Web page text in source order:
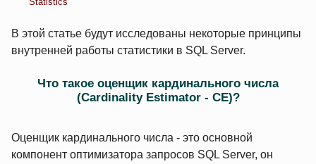
В этой статье будут исследованы некоторые принципы
внутренней работы статистики в SQL Server.
Что такое оценщик кардинального числа
(Cardinality Estimator - CE)?
Оценщик кардинального числа - это основной
компонент оптимизатора запросов SQL Server, он